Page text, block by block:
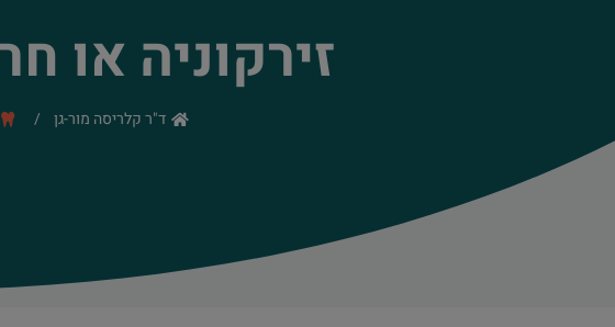
זירקוניה או
ד"ר קלריסה מור-גן /